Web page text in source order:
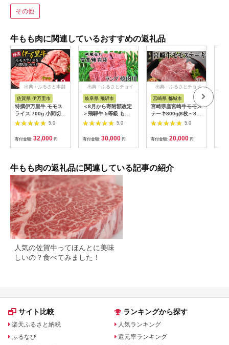
その他
牛もも肉に関連しているおすすめの返礼品
出典：ふるさと本舗
佐賀県 伊万里市
特撰伊万里牛 モモス
ライス 700g 小間切れ
500g セット 044-
5.0
寄付金額: 32,000 円
出典：ふるさとチョイ
岐阜県 飛騨市
＜8月から寄附額改定
＞飛騨牛 5等級 もも
肉レア部位 ランプ 焼
肉用300ｇ 飛騨市推
奨特産品 古里精肉店
牛肉 和牛 肉 焼肉 熨
斗掛け 熨斗掛け
[C0043ch]
5.0
寄付金額: 30,000 円
出典：ふるさとチョイ
宮崎県 都城市
宮崎県産宮崎牛モモス
テーキ800g(6枚～8
枚)_AC-8915_(都城
市) 宮崎牛 モモステー
キ 霜降り あっさり 真
空
5.0
寄付金額: 20,000 円
牛もも肉の返礼品に関連している記事の紹介
人気の佐賀牛ってほんとに美味
しいの？食べてみました！
サイト比較
楽天ふるさと納税
ふるなび
ランキングから探す
人気ランキング
還元率ランキング